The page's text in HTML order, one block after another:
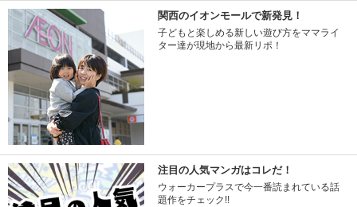
関西のイオンモールで新発見！
子どもと楽しめる新しい遊び方をママライ
ター達が現地から最新リポ！
注目の人気マンガはコレだ！
ウォーカープラスで今一番読まれている話
題作をチェック!!